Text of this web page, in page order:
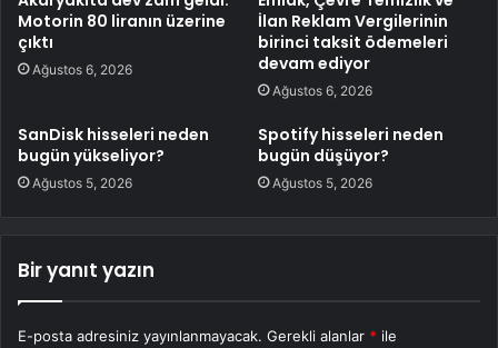
Motorin 80 liranın üzerine
çıktı
Ağustos 6, 2026
İlan Reklam Vergilerinin
birinci taksit ödemeleri
devam ediyor
Ağustos 6, 2026
SanDisk hisseleri neden
bugün yükseliyor?
Ağustos 5, 2026
Spotify hisseleri neden
bugün düşüyor?
Ağustos 5, 2026
Bir yanıt yazın
E-posta adresiniz yayınlanmayacak. Gerekli alanlar * ile